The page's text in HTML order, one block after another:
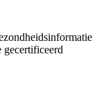
gecertificeerd